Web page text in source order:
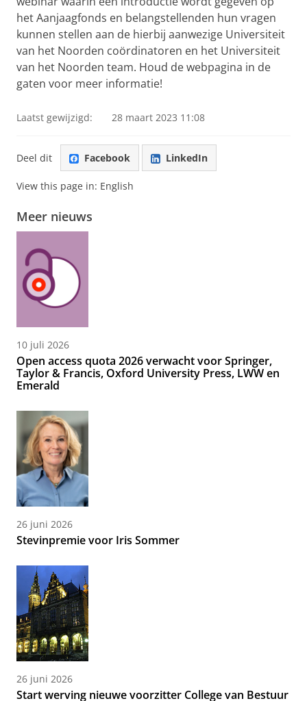
het Aanjaagfonds en belangstellenden hun vragen
kunnen stellen aan de hierbij aanwezige Universiteit
van het Noorden coördinatoren en het Universiteit
van het Noorden team. Houd de webpagina in de
gaten voor meer informatie!
Laatst gewijzigd: 28 maart 2023 11:08
Deel dit Facebook LinkedIn
View this page in: English
Meer nieuws
10 juli 2026
Open access quota 2026 verwacht voor Springer,
Taylor & Francis, Oxford University Press, LWW en
Emerald
26 juni 2026
Stevinpremie voor Iris Sommer
26 juni 2026
Start werving nieuwe voorzitter College van Bestuur